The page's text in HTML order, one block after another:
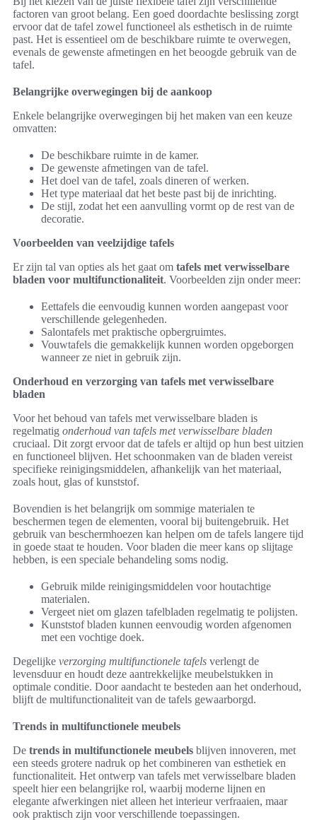
factoren van groot belang. Een goed doordachte beslissing zorgt
ervoor dat de tafel zowel functioneel als esthetisch in de ruimte
past. Het is essentieel om de beschikbare ruimte te overwegen,
evenals de gewenste afmetingen en het beoogde gebruik van de
tafel.
Belangrijke overwegingen bij de aankoop
Enkele belangrijke overwegingen bij het maken van een keuze
omvatten:
De beschikbare ruimte in de kamer.
De gewenste afmetingen van de tafel.
Het doel van de tafel, zoals dineren of werken.
Het type materiaal dat het beste past bij de inrichting.
De stijl, zodat het een aanvulling vormt op de rest van de
decoratie.
Voorbeelden van veelzijdige tafels
Er zijn tal van opties als het gaat om tafels met verwisselbare
bladen voor multifunctionaliteit. Voorbeelden zijn onder meer:
Eettafels die eenvoudig kunnen worden aangepast voor
verschillende gelegenheden.
Salontafels met praktische opbergruimtes.
Vouwtafels die gemakkelijk kunnen worden opgeborgen
wanneer ze niet in gebruik zijn.
Onderhoud en verzorging van tafels met verwisselbare
bladen
Voor het behoud van tafels met verwisselbare bladen is
regelmatig onderhoud van tafels met verwisselbare bladen
cruciaal. Dit zorgt ervoor dat de tafels er altijd op hun best uitzien
en functioneel blijven. Het schoonmaken van de bladen vereist
specifieke reinigingsmiddelen, afhankelijk van het materiaal,
zoals hout, glas of kunststof.
Bovendien is het belangrijk om sommige materialen te
beschermen tegen de elementen, vooral bij buitengebruik. Het
gebruik van beschermhoezen kan helpen om de tafels langere tijd
in goede staat te houden. Voor bladen die meer kans op slijtage
hebben, is een speciale behandeling soms nodig.
Gebruik milde reinigingsmiddelen voor houtachtige
materialen.
Vergeet niet om glazen tafelbladen regelmatig te polijsten.
Kunststof bladen kunnen eenvoudig worden afgenomen
met een vochtige doek.
Degelijke verzorging multifunctionele tafels verlengt de
levensduur en houdt deze aantrekkelijke meubelstukken in
optimale conditie. Door aandacht te besteden aan het onderhoud,
blijft de multifunctionaliteit van de tafels gewaarborgd.
Trends in multifunctionele meubels
De trends in multifunctionele meubels blijven innoveren, met
een steeds grotere nadruk op het combineren van esthetiek en
functionaliteit. Het ontwerp van tafels met verwisselbare bladen
speelt hier een belangrijke rol, waarbij moderne lijnen en
elegante afwerkingen niet alleen het interieur verfraaien, maar
ook praktisch zijn voor verschillende toepassingen.